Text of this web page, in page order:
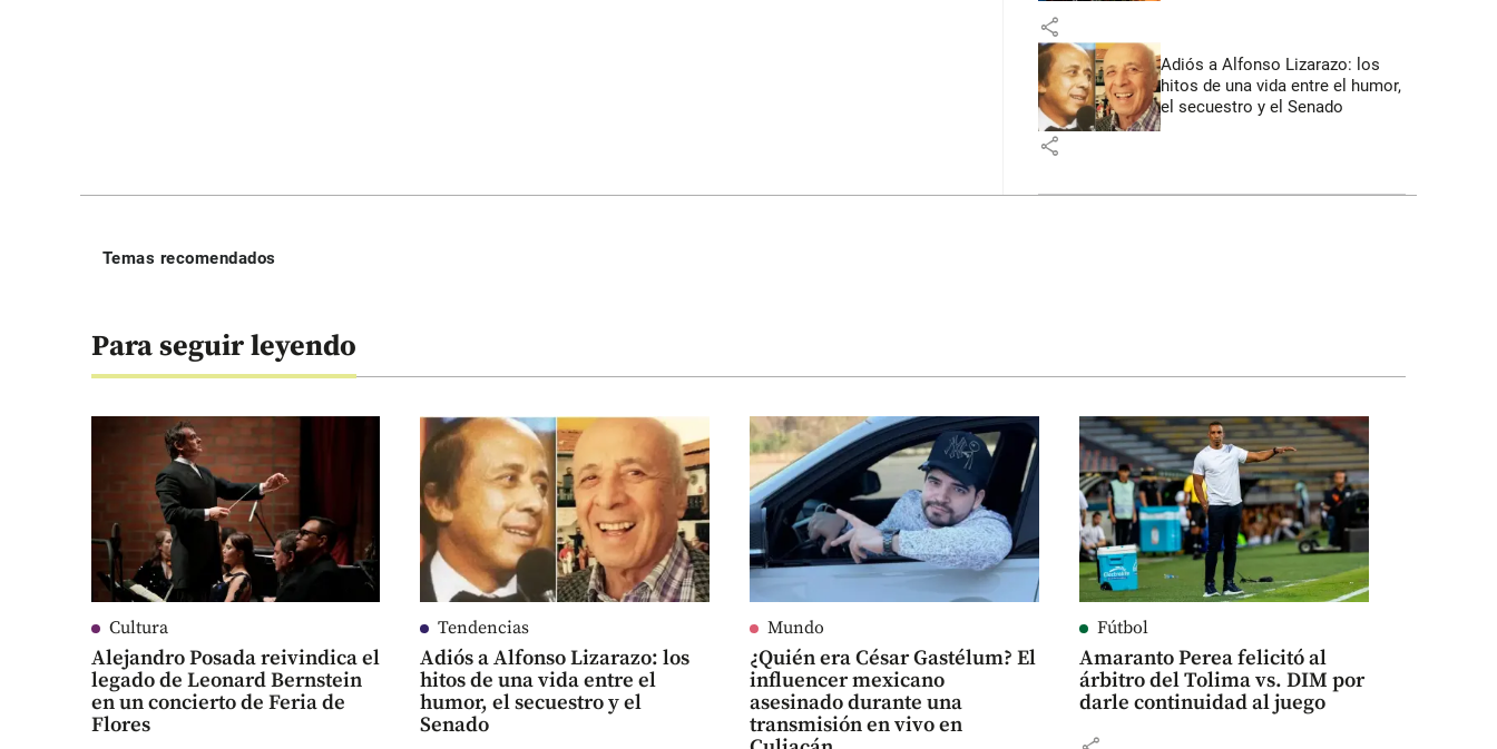
share
Adiós a Alfonso Lizarazo: los
hitos de una vida entre el humor,
el secuestro y el Senado
share
Temas recomendados
Para seguir leyendo
Cultura
Alejandro Posada reivindica el
legado de Leonard Bernstein
en un concierto de Feria de
Flores
Tendencias
Adiós a Alfonso Lizarazo: los
hitos de una vida entre el
humor, el secuestro y el
Senado
Mundo
¿Quién era César Gastélum? El
influencer mexicano
asesinado durante una
transmisión en vivo en
Fútbol
Amaranto Perea felicitó al
árbitro del Tolima vs. DIM por
darle continuidad al juego